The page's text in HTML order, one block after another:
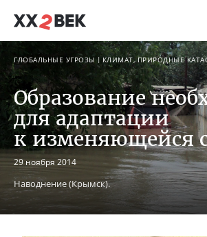
ГЛОБАЛЬНЫЕ УГРОЗЫ КЛИМАТ, ПРИРОДНЫЕ
Образование
для адаптации
к изменяющейся
29 ноября 2014
Наводнение (Крымск).